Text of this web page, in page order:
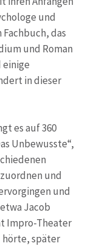
und
das
und Roman
in dieser
es auf 360
Unbewusste“,
und
und
Jacob
Impro-Theater
hörte, später